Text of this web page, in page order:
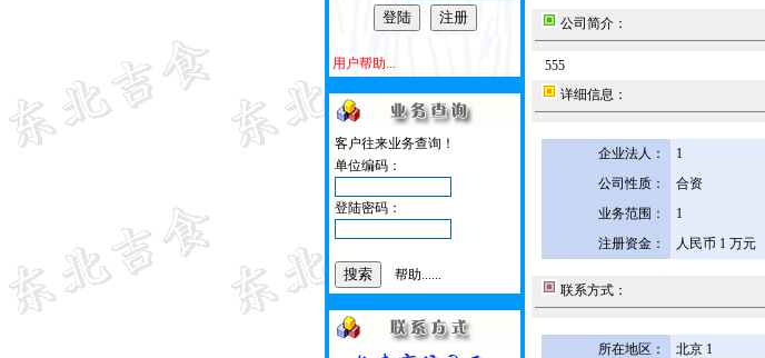
用户帮助...
客户往来业务查询！
单位编码：
登陆密码：
帮助......
公司简介：
555
详细信息：
企业法人：
1
公司性质：
合资
业务范围：
1
注册资金：
人民币 1 万元
联系方式：
所在地区： 北京 1